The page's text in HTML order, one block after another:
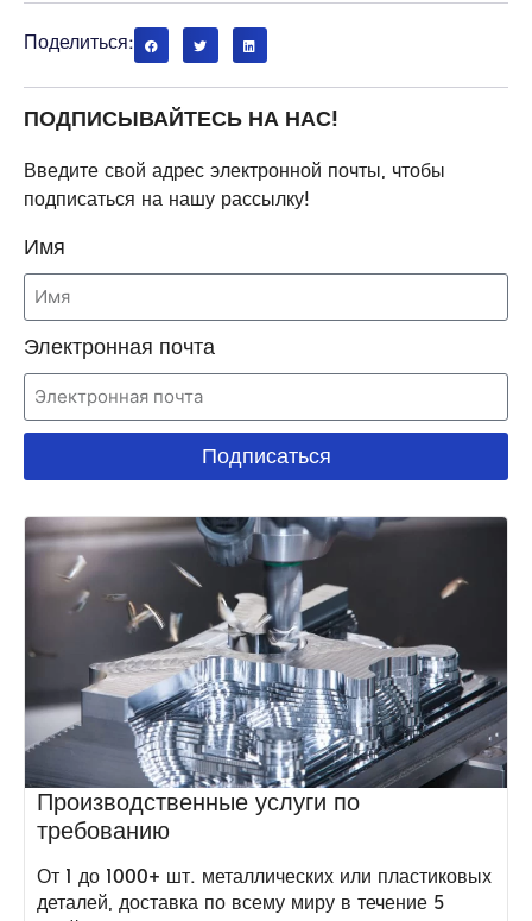
Поделиться:
ПОДПИСЫВАЙТЕСЬ НА НАС!
Введите свой адрес электронной почты, чтобы
подписаться на нашу рассылку!
Имя
Электронная почта
Подписаться
Производственные услуги по
требованию
От 1 до 1000+ шт. металлических или пластиковых
деталей, доставка по всему миру в течение 5